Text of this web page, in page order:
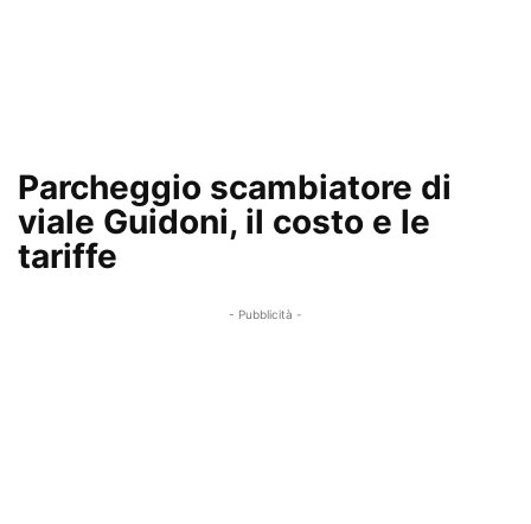
Parcheggio scambiatore di
viale Guidoni, il costo e le
tariffe
- Pubblicità -